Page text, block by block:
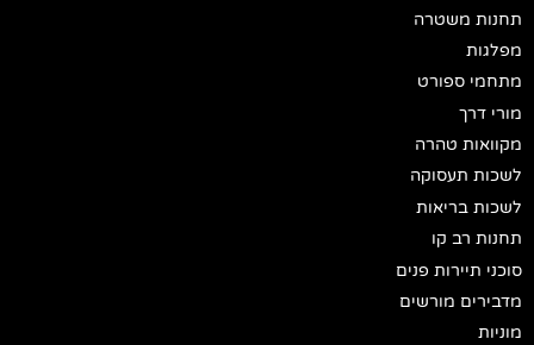
תחנות משטרה
מפלגות
מתחמי ספורט
מורי דרך
מקוואות טהרה
לשכות תעסוקה
לשכות בריאות
תחנות רב קו
סוכני תיירות פנים
מדבירים מורשים
מוניות